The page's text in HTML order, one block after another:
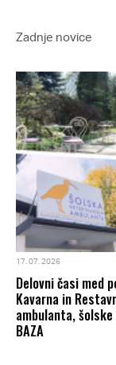
Zadnje novice
17. 07. 2026
Delovni časi med
Kavarna in
ambulanta,
BAZA